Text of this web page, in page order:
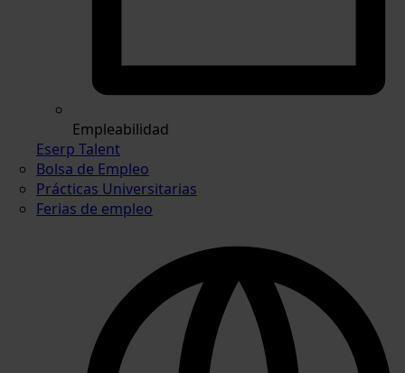
Empleabilidad
Eserp Talent
Bolsa de Empleo
Prácticas Universitarias
Ferias de empleo